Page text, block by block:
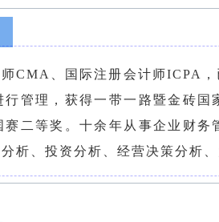
CMA、国际注册会计师ICPA
行管理，获得一带一路暨金砖
二等奖。十余年从事企业财务
析、投资分析、经营决策分析、